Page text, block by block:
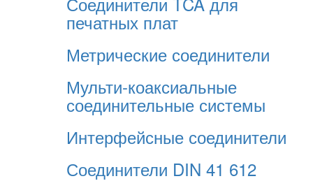
печатных плат
Метрические соединители
Мульти-коаксиальные
соединительные системы
Интерфейсные соединители
Соединители DIN 41 612